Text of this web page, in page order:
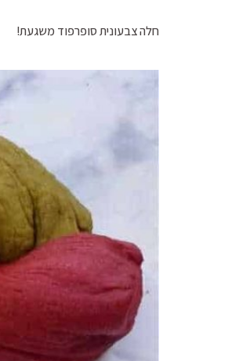
חלה צבעונית סופרפוד משגעת!